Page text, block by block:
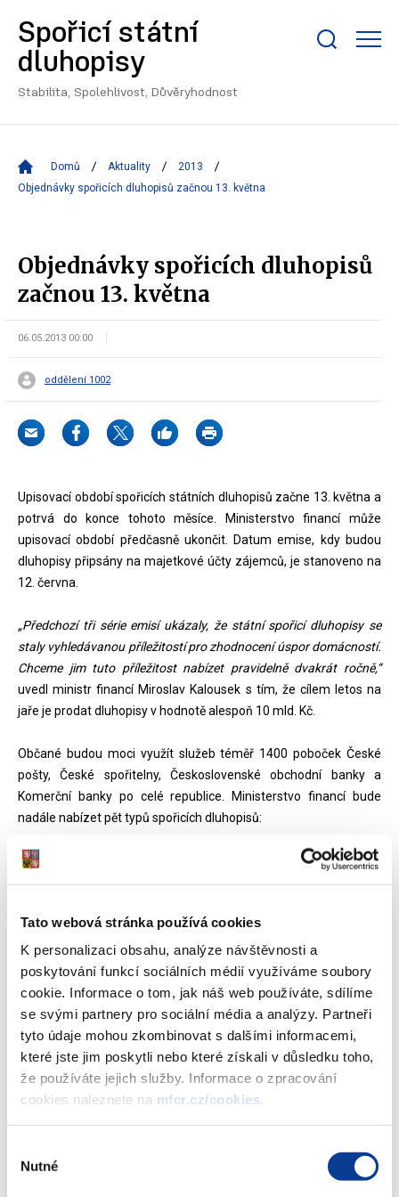
Tato webová stránka používá cookies
K personalizaci obsahu, analýze návštěvnosti a
poskytování funkcí sociálních médií využíváme soubory
cookie. Informace o tom, jak náš web používáte, sdílíme
se svými partnery pro sociální média a analýzy. Partneři
tyto údaje mohou zkombinovat s dalšími informacemi,
které jste jim poskytli nebo které získali v důsledku toho,
že používáte jejich služby. Informace o zpracování
cookies naleznete na mfcr.cz/cookies.
souhlasu
Nutné
Spořicí státní
dluhopisy
Stabilita, Spolehlivost, Důvěryhodnost
Domů Aktuality
2013
Objednávky spořicích dluhopisů začnou 13. května
Objednávky spořicích dluhopisů
začnou 13. května
06.05.2013 00:00
oddělení 1002
Upisovací období spořicích státních dluhopisů začne 13. května a
potrvá do konce tohoto měsíce. Ministerstvo financí může
upisovací období předčasně ukončit. Datum emise, kdy budou
dluhopisy připsány na majetkové účty zájemců, je stanoveno na
12. června.
„Předchozí tři série emisí ukázaly, že státní spořicí dluhopisy se
staly vyhledávanou příležitostí pro zhodnocení úspor domácností.
Chceme jim tuto příležitost nabízet pravidelně dvakrát ročně,“
uvedl ministr financí Miroslav Kalousek s tím, že cílem letos na
jaře je prodat dluhopisy v hodnotě alespoň 10 mld. Kč.
Občané budou moci využít služeb téměř 1400 poboček České
pošty, České spořitelny, Československé obchodní banky a
Komerční banky po celé republice. Ministerstvo financí bude
nadále nabízet pět typů spořicích dluhopisů:
5letý reinvestiční
7letý proti-inflační
Novela zákona o daních z příjmů s účinností od 1. ledna 2013
přinesla novou metodiku zaokrouhlování při výpočtu daně z
výnosu dluhopisů. Základ daně z jednoho kusu dluhopisu a
sražená daň z výnosu dluhopisu se již nezaokrouhlují. Sazba
daně ve výši 15 % se nezměnila, ale zaokrouhluje se až plátcem
sražená daň ze všech dluhopisů, nikoli z každého zvlášť.
Efektivní zdanění výnosů tak již nebude nulové. Toto se netýká